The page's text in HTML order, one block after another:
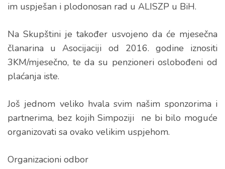
im uspješan i plodonosan rad u ALISZP u BiH.
Na Skupštini je također usvojeno da će mjesečna
članarina u Asocijaciji od 2016. godine iznositi
3KM/mjesečno, te da su penzioneri oslobođeni od
plaćanja iste.
Još jednom veliko hvala svim našim sponzorima i
partnerima, bez kojih Simpoziji ne bi bilo moguće
organizovati sa ovako velikim uspjehom.
Organizacioni odbor